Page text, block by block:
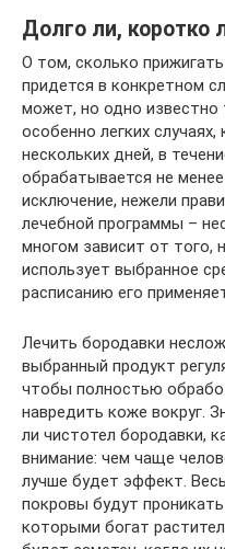
Долго ли, коротко
О том, сколько
придется в конкретном
может, но одно известно
особенно легких
нескольких дней, в
обрабатывается не
исключение, нежели
лечебной программы –
многом зависит от того,
использует выбранное
расписанию его
Лечить бородавки
выбранный продукт
чтобы полностью
навредить коже вокруг.
ли чистотел бородавки,
внимание: чем чаще
лучше будет эффект.
покровы будут
которыми богат